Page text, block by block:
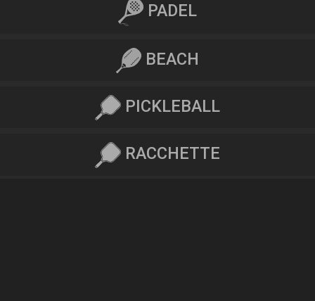
PADEL
BEACH
PICKLEBALL
RACCHETTE